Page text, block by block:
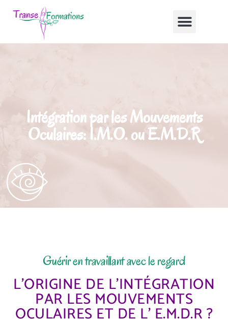
Intégration par les Mouvements
Oculaires: I.M.O. ou E.M.D.R
Guérir en travaillant avec le regard
L'ORIGINE DE L'INTÉGRATION
PAR LES MOUVEMENTS